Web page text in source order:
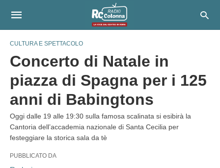
CULTURA E SPETTACOLO
Concerto di Natale in
piazza di Spagna per i 125
anni di Babingtons
Oggi dalle 19 alle 19:30 sulla famosa scalinata si esibirà la
Cantoria dell’accademia nazionale di Santa Cecilia per
festeggiare la storica sala da tè
PUBBLICATO DA